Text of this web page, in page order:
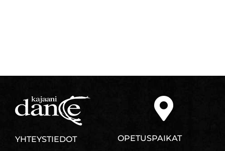
YHTEYSTIEDOT OPETUSPAIKAT